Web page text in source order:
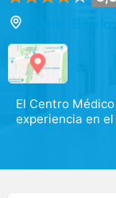
Calle
El Centro
experiencia en